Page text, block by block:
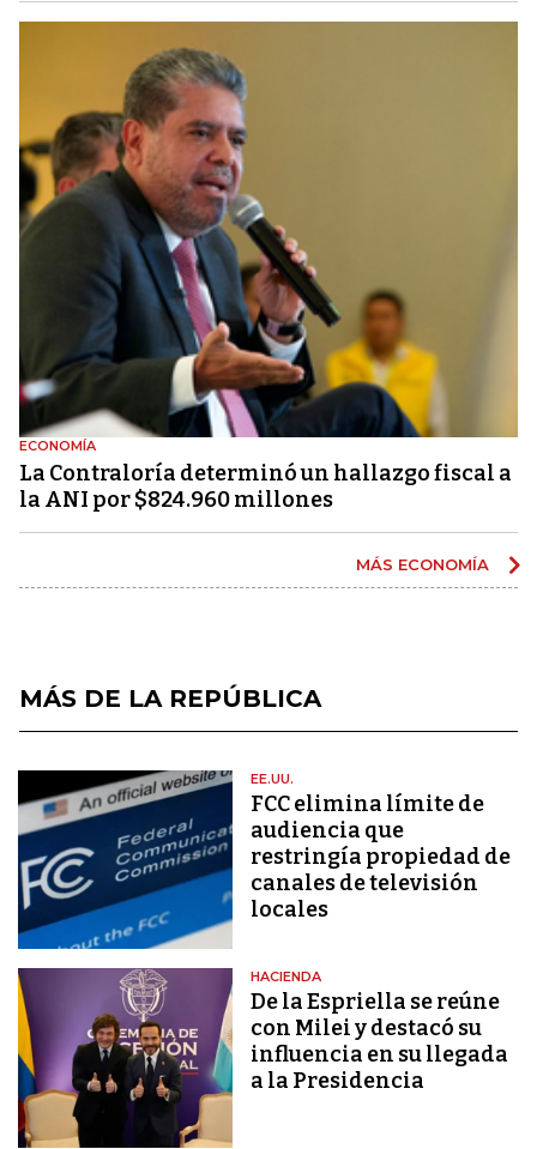
ECONOMÍA
La Contraloría determinó un hallazgo fiscal a
la ANI por $824.960 millones
MÁS ECONOMÍA
MÁS DE LA REPÚBLICA
EE.UU.
FCC elimina límite de
audiencia que
restringía propiedad de
canales de televisión
locales
HACIENDA
De la Espriella se reúne
con Milei y destacó su
influencia en su llegada
a la Presidencia